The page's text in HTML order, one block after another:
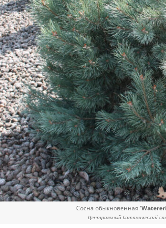
Сосна обыкновенная
Центральный ботанический